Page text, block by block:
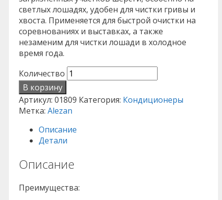
светлых лошадях, удобен для чистки гривы и
хвоста. Применяется для быстрой очистки на
соревнованиях и выставках, а также
незаменим для чистки лошади в холодное
время года.
Количество
В корзину
Артикул: 01809 Категория: Кондиционеры
Метка: Alezan
Описание
Детали
Описание
Преимущества: